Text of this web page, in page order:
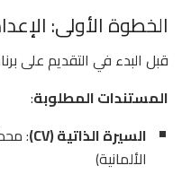
الخطوة الأولى:
قبل البدء في التقديم على
المستندات المطلوبة:
السيرة الذاتية (CV)
:
الألمانية)